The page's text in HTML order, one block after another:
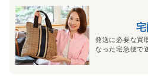
発送に必要な買
なった宅急便で